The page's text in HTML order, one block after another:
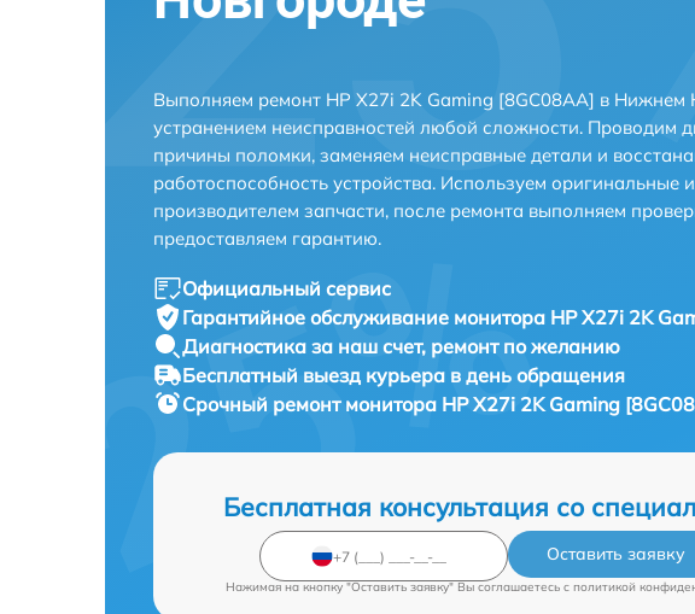
Выполняем ремонт HP X27i 2K Gaming [8GC08AA] в Нижнем
устранением неисправностей любой сложности. Проводим
причины поломки, заменяем неисправные детали и
работоспособность устройства. Используем оригинальные
производителем запчасти, после ремонта выполняем
предоставляем гарантию.
Официальный сервис
Гарантийное обслуживание монитора HP X27i 2K
Диагностика за наш счет, ремонт по желанию
Бесплатный выезд курьера в день обращения
Срочный ремонт монитора HP X27i 2K Gaming
Бесплатная консультация со
Оставить заявку
Нажимая на кнопку "Оставить заявку" Вы соглашаетесь c политикой